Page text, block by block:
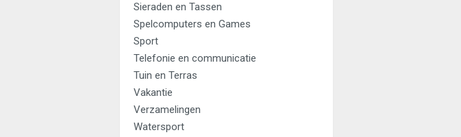
Sieraden en Tassen
Spelcomputers en Games
Sport
Telefonie en communicatie
Tuin en Terras
Vakantie
Verzamelingen
Watersport